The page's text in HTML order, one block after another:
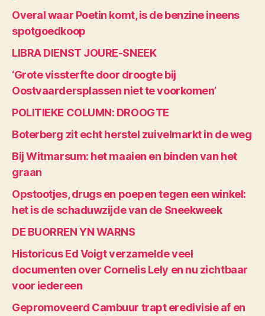
Overal waar Poetin komt, is de benzine ineens
spotgoedkoop
LIBRA DIENST JOURE-SNEEK
‘Grote vissterfte door droogte bij
Oostvaardersplassen niet te voorkomen’
POLITIEKE COLUMN: DROOGTE
Boterberg zit echt herstel zuivelmarkt in de weg
Bij Witmarsum: het maaien en binden van het
graan
Opstootjes, drugs en poepen tegen een winkel:
het is de schaduwzijde van de Sneekweek
DE BUORREN YN WARNS
Historicus Ed Voigt verzamelde veel
documenten over Cornelis Lely en nu zichtbaar
voor iedereen
Gepromoveerd Cambuur trapt eredivisie af en